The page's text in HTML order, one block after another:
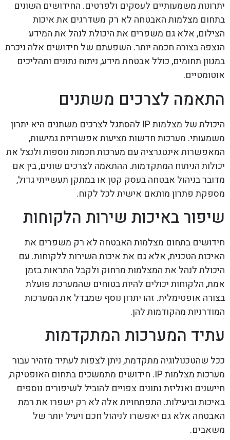
יתרונות משמעותיים לעסקים ולפרטים. החידושים השונים
בתחום מצלמות האבטחה לא רק משדרגים את איכות
הצילום, אלא גם משפרים את היכולת לנהל את המידע
הנצפה בצורה חכמה יותר. השפעתם של חידושים אלה ניכרת
במגוון תחומים, כולל אבטחת מידע, ניתוח נתונים ותהליכים
אוטומטיים.
התאמה לצרכים משתנים
היכולת של מצלמות IP להסתגל לצרכים משתנים היא יתרון
משמעותי. מערכות חדשות מציעות אפשרויות גמישות,
המאפשרות אינטגרציה עם מערכות חכמות נוספות ולנצל את
יכולות הניתוח המתקדמות. ההתאמה לצרכים שונים, בין אם
מדובר בניהול אבטחה בעסק קטן או במתקן תעשייתי גדול,
מספקת פתרון מותאם אישית לכל לקוח.
שיפור באיכות שירות הלקוחות
חידושים בתחום מצלמות האבטחה לא רק משפרים את
האיכות הטכנית, אלא גם את איכות השירות ללקוחות. עם
היכולת לנהל את המצלמות מרחוק ולקבל התראות בזמן
אמת, הלקוחות יכולים להיות בטוחים שהמערכת פועלת
בצורה אופטימלית. זהו יתרון נוסף שמבדל את המערכות
המודרניות מהקודמות להן.
עתיד המערכות המתקדמות
ככל שהטכנולוגיה מתקדמת, ניתן לצפות לעתיד מזהיר עבור
מערכות מצלמות IP. חידושים מתמשכים בתחום האופטיקה,
חיישנים ואנליזת נתונים צפויים להוביל לשיפורים נוספים
באיכות וביעילות. התפתחויות אלה לא רק ישפרו את רמת
האבטחה אלא גם יאפשרו לניהול חכם ויעיל יותר של
משאבים.